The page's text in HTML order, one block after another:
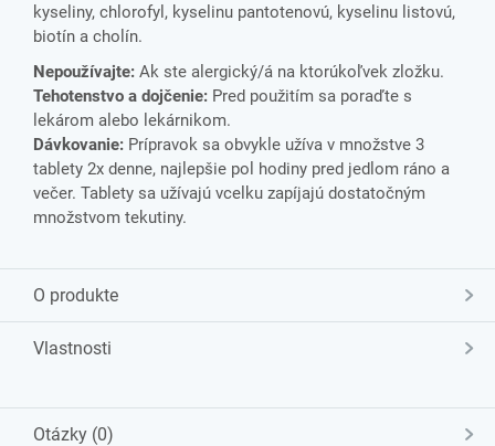
kyseliny, chlorofyl, kyselinu pantotenovú, kyselinu listovú,
biotín a cholín.
Nepoužívajte: Ak ste alergický/á na ktorúkoľvek zložku.
Tehotenstvo a dojčenie: Pred použitím sa poraďte s
lekárom alebo lekárnikom.
Dávkovanie: Prípravok sa obvykle užíva v množstve 3
tablety 2x denne, najlepšie pol hodiny pred jedlom ráno a
večer. Tablety sa užívajú vcelku zapíjajú dostatočným
množstvom tekutiny.
O produkte
Vlastnosti
Otázky (0)